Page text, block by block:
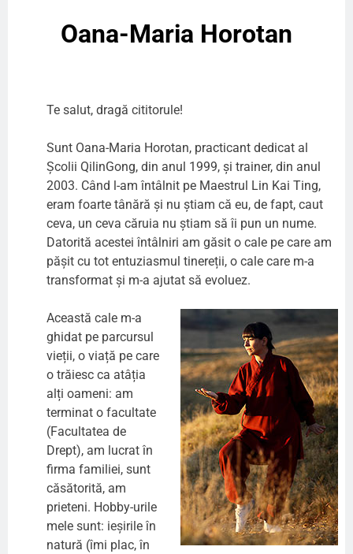
Oana-Maria Horotan
Te salut, dragă cititorule!
Sunt Oana-Maria Horotan, practicant dedicat al
Școlii QilinGong, din anul 1999, și trainer, din anul
2003. Când l-am întâlnit pe Maestrul Lin Kai Ting,
eram foarte tânără și nu știam că eu, de fapt, caut
ceva, un ceva căruia nu știam să îi pun un nume.
Datorită acestei întâlniri am găsit o cale pe care am
pășit cu tot entuziasmul tinereții, o cale care m-a
transformat și m-a ajutat să evoluez.
Această cale m-a
ghidat pe parcursul
vieții, o viață pe care
o trăiesc ca atâția
alți oameni: am
terminat o facultate
(Facultatea de
Drept), am lucrat în
firma familiei, sunt
căsătorită, am
prieteni. Hobby-urile
mele sunt: ieșirile în
natură (îmi plac, în